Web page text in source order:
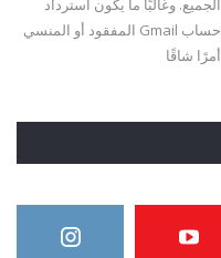
الجميع. وغالبًا ما يكون استرداد
حساب Gmail المفقود أو المنسي
أمرًا شاقًا